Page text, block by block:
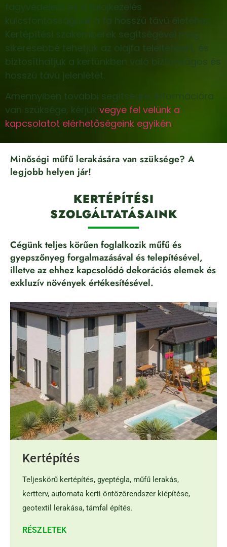
fagyvédelem és a talajkezelés
kulcsfontosságúak a fa hosszú távú életéhez.
Kertépítési szakemberek segítségével még
sikeresebbé tehetjük az olajfa teleltetését, és
biztosíthatjuk a kertünkben való biztonságos és
hosszú távú jelenlétét.
Amennyiben további segítségre, információra
van szüksége, kérjük vegye fel velünk a
kapcsolatot elérhetőségeink egyikén.
Minőségi műfű lerakására van szüksége? A
legjobb helyen jár!
KERTÉPÍTÉSI
SZOLGÁLTATÁSAINK
Cégünk teljes körűen foglalkozik műfű és
gyepszőnyeg forgalmazásával és telepítésével,
illetve az ehhez kapcsolódó dekorációs elemek és
exkluzív növények értékesítésével.
Kertépítés
Teljeskörű kertépítés, gyeptégla, műfű lerakás,
kertterv, automata kerti öntözőrendszer kiépítése,
geotextil lerakása, támfal építés.
RÉSZLETEK